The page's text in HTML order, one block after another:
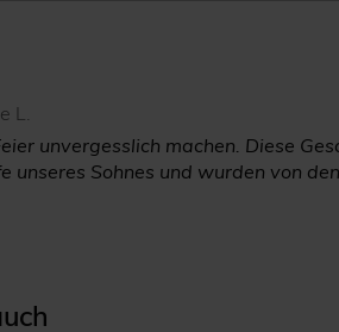
unvergesslich machen. Diese
unseres Sohnes und wurden von